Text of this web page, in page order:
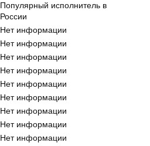
Популярный исполнитель в
России
Нет информации
Нет информации
Нет информации
Нет информации
Нет информации
Нет информации
Нет информации
Нет информации
Нет информации